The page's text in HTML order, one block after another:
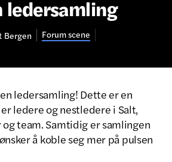
ledersamling
Bergen Forum scene
ledersamling! Dette er en
ledere og nestledere i Salt,
team. Samtidig er samlingen
å koble seg mer på pulsen